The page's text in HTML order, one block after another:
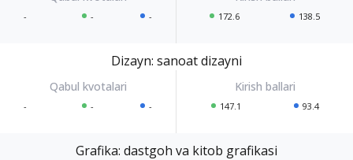
- - - 172.6 138.5
Dizayn: sanoat dizayni
- - - 147.1 93.4
Grafika: dastgoh va kitob grafikasi